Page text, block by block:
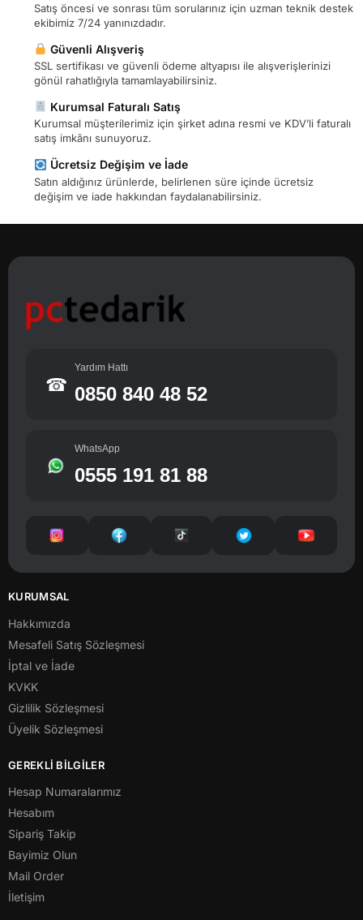
Satış öncesi ve sonrası tüm sorularınız için uzman teknik destek
ekibimiz 7/24 yanınızdadır.
Güvenli Alışveriş
SSL sertifikası ve güvenli ödeme altyapısı ile alışverişlerinizi
gönül rahatlığıyla tamamlayabilirsiniz.
Kurumsal Faturalı Satış
Kurumsal müşterilerimiz için şirket adına resmi ve KDV’li faturalı
satış imkânı sunuyoruz.
Ücretsiz Değişim ve İade
Satın aldığınız ürünlerde, belirlenen süre içinde ücretsiz
değişim ve iade hakkından faydalanabilirsiniz.
☎
Yardım Hattı
0850 840 48 52
WhatsApp
0555 191 81 88
KURUMSAL
Hakkımızda
Mesafeli Satış Sözleşmesi
İptal ve İade
KVKK
Gizlilik Sözleşmesi
Üyelik Sözleşmesi
GEREKLİ BİLGİLER
Hesap Numaralarımız
Hesabım
Sipariş Takip
Bayimiz Olun
Mail Order
İletişim